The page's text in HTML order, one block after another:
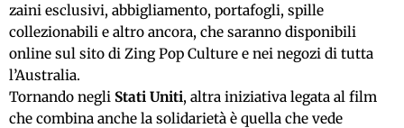
zaini esclusivi, abbigliamento, portafogli, spille
collezionabili e altro ancora, che saranno disponibili
online sul sito di Zing Pop Culture e nei negozi di tutta
l’Australia.
Tornando negli Stati Uniti, altra iniziativa legata al film
che combina anche la solidarietà è quella che vede